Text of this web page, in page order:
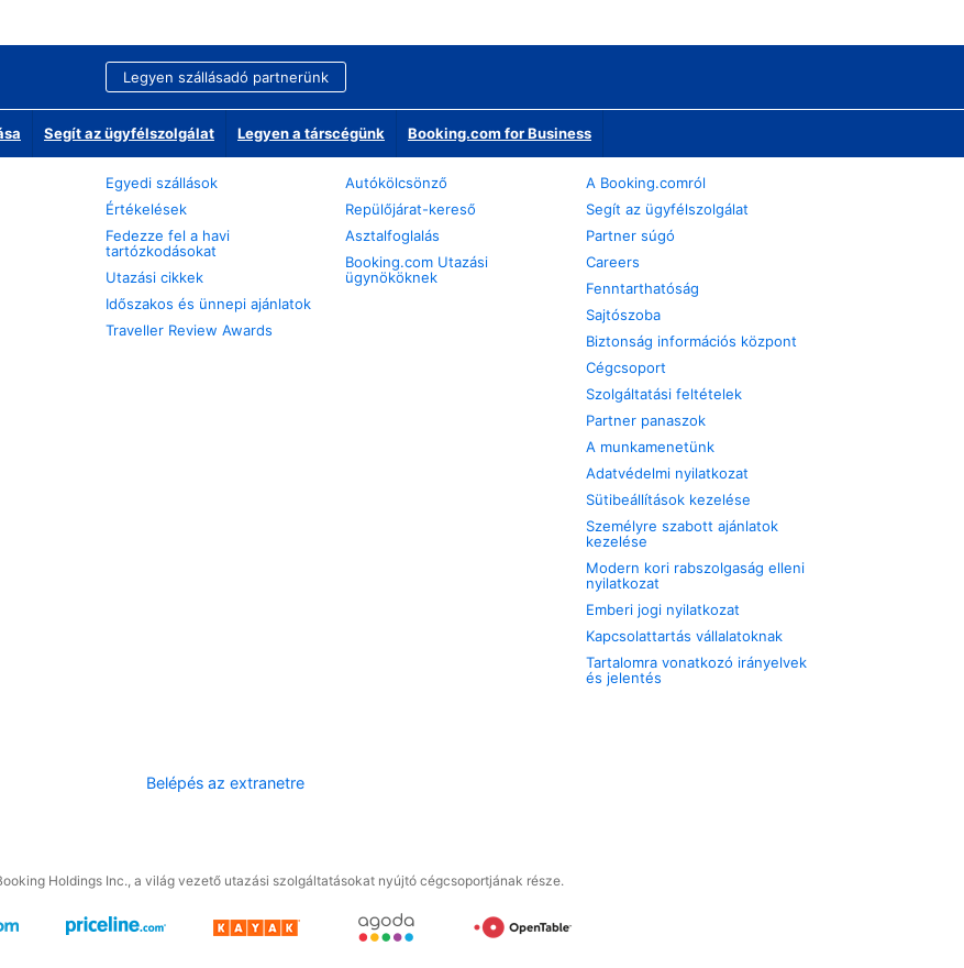
Legyen szállásadó partnerünk
Segít az ügyfélszolgálat Legyen a társcégünk Booking.com for Business
Egyedi szállások
Értékelések
Fedezze fel a havi
tartózkodásokat
Utazási cikkek
Időszakos és ünnepi ajánlatok
Traveller Review Awards
Autókölcsönző
Repülőjárat-kereső
Asztalfoglalás
Booking.com Utazási
ügynököknek
A Booking.comról
Segít az ügyfélszolgálat
Partner súgó
Careers
Fenntarthatóság
Sajtószoba
Biztonság információs központ
Cégcsoport
Szolgáltatási feltételek
Partner panaszok
A munkamenetünk
Adatvédelmi nyilatkozat
Sütibeállítások kezelése
Személyre szabott ajánlatok
kezelése
Modern kori rabszolgaság elleni
nyilatkozat
Emberi jogi nyilatkozat
Kapcsolattartás vállalatoknak
Tartalomra vonatkozó irányelvek
és jelentés
Belépés az extranetre
Holdings Inc., a világ vezető utazási szolgáltatásokat nyújtó cégcsoportjának része.